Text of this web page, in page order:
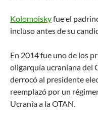
Kolomoiskyfue el
incluso antes de su
En 2014 fue uno de los
oligarquía ucraniana del
derrocó al presidente
reemplazó por un
Ucrania a la OTAN.